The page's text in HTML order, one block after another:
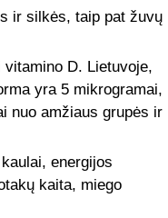
ir silkės, taip pat žuvų
D. Lietuvoje,
yra 5 mikrogramai,
nuo amžiaus grupės ir
energijos
kaita, miego